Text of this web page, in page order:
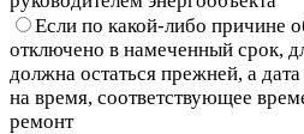
Если по какой-либо причине
отключено в намеченный срок,
должна остаться прежней, а
на время, соответствующее
ремонт